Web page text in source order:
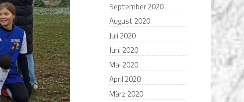
September 2020
August 2020
Juli 2020
Juni 2020
Mai 2020
April 2020
März 2020